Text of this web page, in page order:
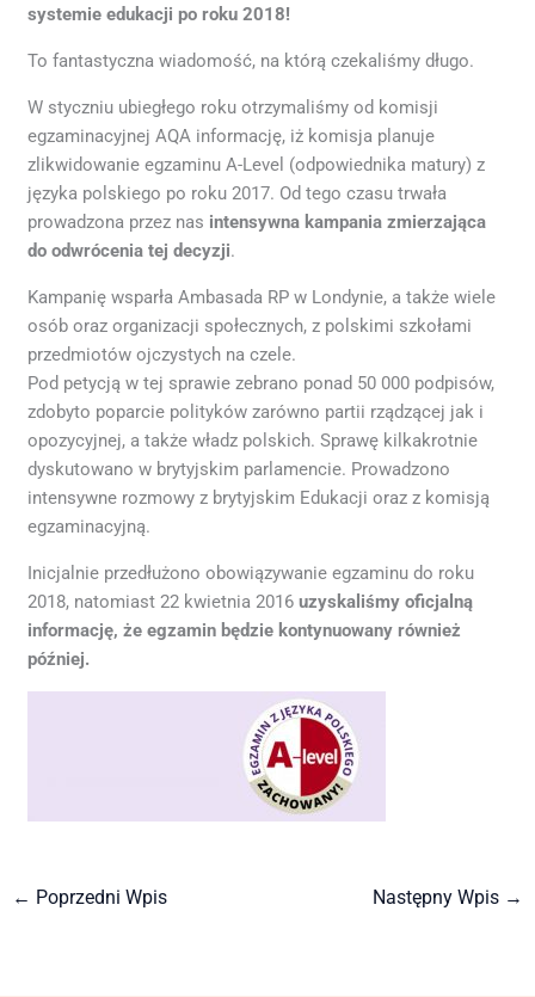
systemie edukacji po roku 2018!
To fantastyczna wiadomość, na którą czekaliśmy długo.
W styczniu ubiegłego roku otrzymaliśmy od komisji
egzaminacyjnej AQA informację, iż komisja planuje
zlikwidowanie egzaminu A-Level (odpowiednika matury) z
języka polskiego po roku 2017. Od tego czasu trwała
prowadzona przez nas intensywna kampania zmierzająca
do odwrócenia tej decyzji.
Kampanię wsparła Ambasada RP w Londynie, a także wiele
osób oraz organizacji społecznych, z polskimi szkołami
przedmiotów ojczystych na czele.
Pod petycją w tej sprawie zebrano ponad 50 000 podpisów,
zdobyto poparcie polityków zarówno partii rządzącej jak i
opozycyjnej, a także władz polskich. Sprawę kilkakrotnie
dyskutowano w brytyjskim parlamencie. Prowadzono
intensywne rozmowy z brytyjskim Edukacji oraz z komisją
egzaminacyjną.
Inicjalnie przedłużono obowiązywanie egzaminu do roku
2018, natomiast 22 kwietnia 2016uzyskaliśmy oficjalną
informację, że egzamin będzie kontynuowany również
później.
← Poprzedni Wpis Następny Wpis →